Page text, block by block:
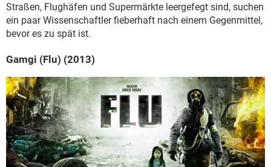
Straßen, Flughäfen und Supermärkte leergefegt sind, suchen
ein paar Wissenschaftler fieberhaft nach einem Gegenmittel,
bevor es zu spät ist.
Gamgi (Flu) (2013)